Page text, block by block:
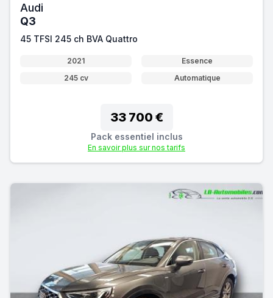
Audi
Q3
45 TFSI 245 ch BVA Quattro
2021
Essence
245 cv
Automatique
33 700 €
Pack essentiel inclus
En savoir plus sur nos tarifs